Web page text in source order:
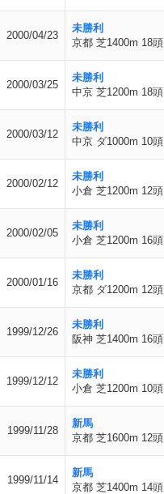
2000/04/23
未勝利
京都 芝1400m 18頭
2000/03/25
未勝利
中京 芝1200m 18頭
2000/03/12
未勝利
中京 ダ1000m 10頭
2000/02/12
未勝利
小倉 芝1200m 12頭
2000/02/05
未勝利
小倉 芝1200m 16頭
2000/01/16
未勝利
京都 ダ1200m 12頭
1999/12/26
未勝利
阪神 芝1400m 16頭
1999/12/12
未勝利
小倉 芝1200m 10頭
1999/11/28
新馬
京都 芝1600m 12頭
1999/11/14
新馬
京都 芝1400m 14頭